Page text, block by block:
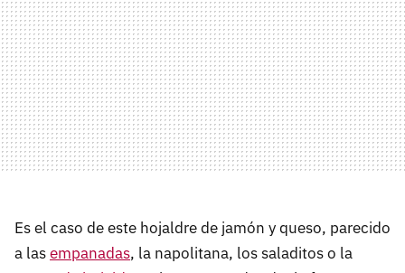
Es el caso de este hojaldre de jamón y queso, parecido
a lasempanadas, la napolitana, los saladitos o la